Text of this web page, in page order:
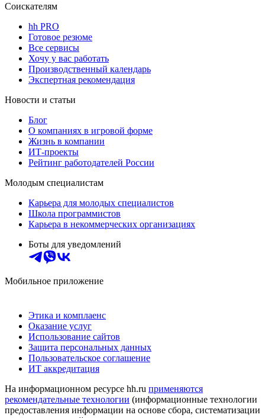
Соискателям
hh PRO
Готовое резюме
Все сервисы
Хочу у вас работать
Производственный календарь
Экспертная рекомендация
Новости и статьи
Блог
О компаниях в игровой форме
Жизнь в компании
ИТ-проекты
Рейтинг работодателей России
Молодым специалистам
Карьера для молодых специалистов
Школа программистов
Карьера в некоммерческих организациях
Боты для уведомлений
Мобильное приложение
Этика и комплаенс
Оказание услуг
Использование сайтов
Защита персональных данных
Пользовательское соглашение
ИТ аккредитация
На информационном ресурсе hh.ru применяются
рекомендательные технологии (информационные технологии
предоставления информации на основе сбора, систематизации